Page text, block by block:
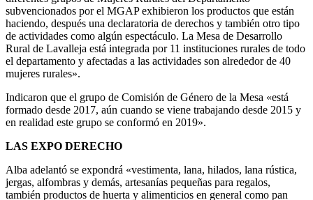
subvencionados por el MGAP exhibieron los productos que están
haciendo, después una declaratoria de derechos y también otro tipo
de actividades como algún espectáculo. La Mesa de Desarrollo
Rural de Lavalleja está integrada por 11 instituciones rurales de todo
el departamento y afectadas a las actividades son alrededor de 40
mujeres rurales».
Indicaron que el grupo de Comisión de Género de la Mesa «está
formado desde 2017, aún cuando se viene trabajando desde 2015 y
en realidad este grupo se conformó en 2019».
LAS EXPO DERECHO
Alba adelantó se expondrá «vestimenta, lana, hilados, lana rústica,
jergas, alfombras y demás, artesanías pequeñas para regalos,
también productos de huerta y alimenticios en general como pan